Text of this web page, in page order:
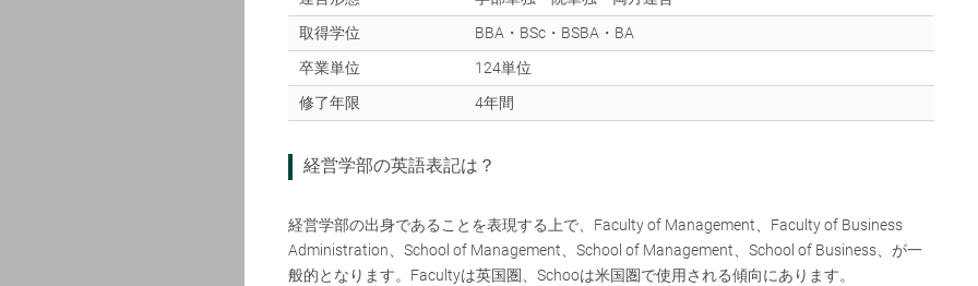
取得学位
BBA・BSc・BSBA・BA
卒業単位
124単位
修了年限
4年間
経営学部の英語表記は？
経営学部の出身であることを表現する上で、Faculty of Management、Faculty of Business
Administration、School of Management、School of Management、School of Business、が一
般的となります。Facultyは英国圏、Schooは米国圏で使用される傾向にあります。